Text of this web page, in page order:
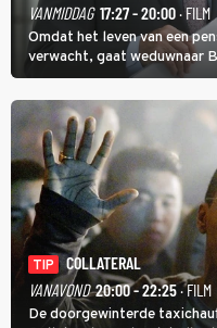
VANMIDDAG 17:27 - 20:00· FILM
Omdat het leven van een
verwacht, gaat weduwnaar
bij de hippe webwinkel van
TIP
COLLATERAL
VANAVOND 20:00 - 22:25· FILM
De doorgewinterde